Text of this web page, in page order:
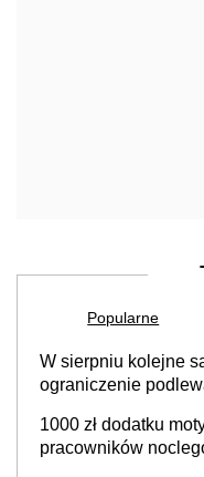
Popularne
W sierpniu kolejne
ograniczenie
cały kraj
1000 zł dodatku
pracowników